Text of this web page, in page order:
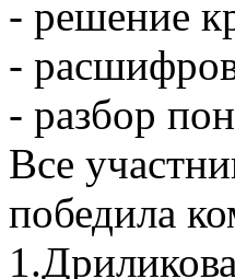
- решение
-
- разбор
Все
победила